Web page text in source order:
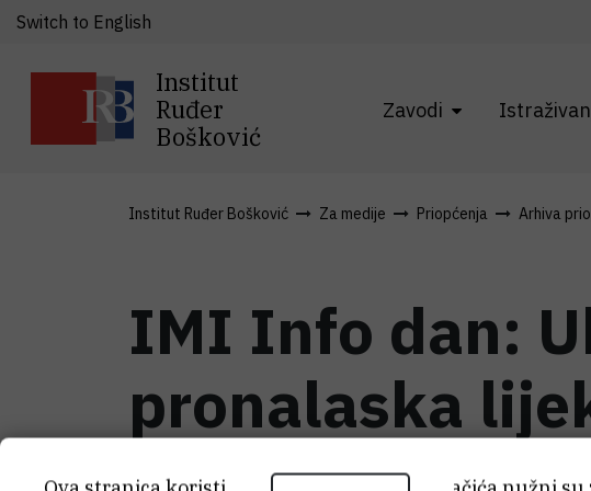
Institut
Ruđer
Bošković
Zavodi
Switch to English
Institut Ruđer Bošković Za medije Priopćenja Arhiva
IMI Info dan:
pronalaska